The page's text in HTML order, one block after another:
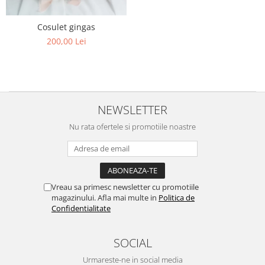
Cosulet gingas
200,00 Lei
NEWSLETTER
Nu rata ofertele si promotiile noastre
Vreau sa primesc newsletter cu promotiile
magazinului. Afla mai multe in Politica de
Confidentialitate
SOCIAL
Urmareste-ne in social media